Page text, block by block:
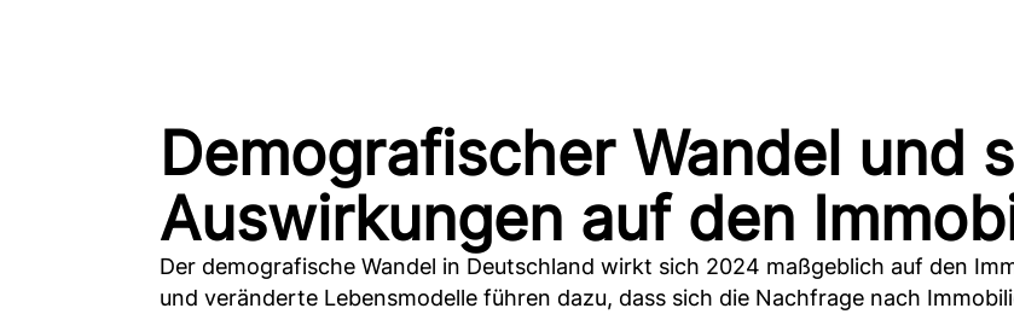
Demografischer Wandel und
Auswirkungen auf den
Der demografische Wandel in Deutschland wirkt sich 2024 maßgeblich auf den
und veränderte Lebensmodelle führen dazu, dass sich die Nachfrage nach